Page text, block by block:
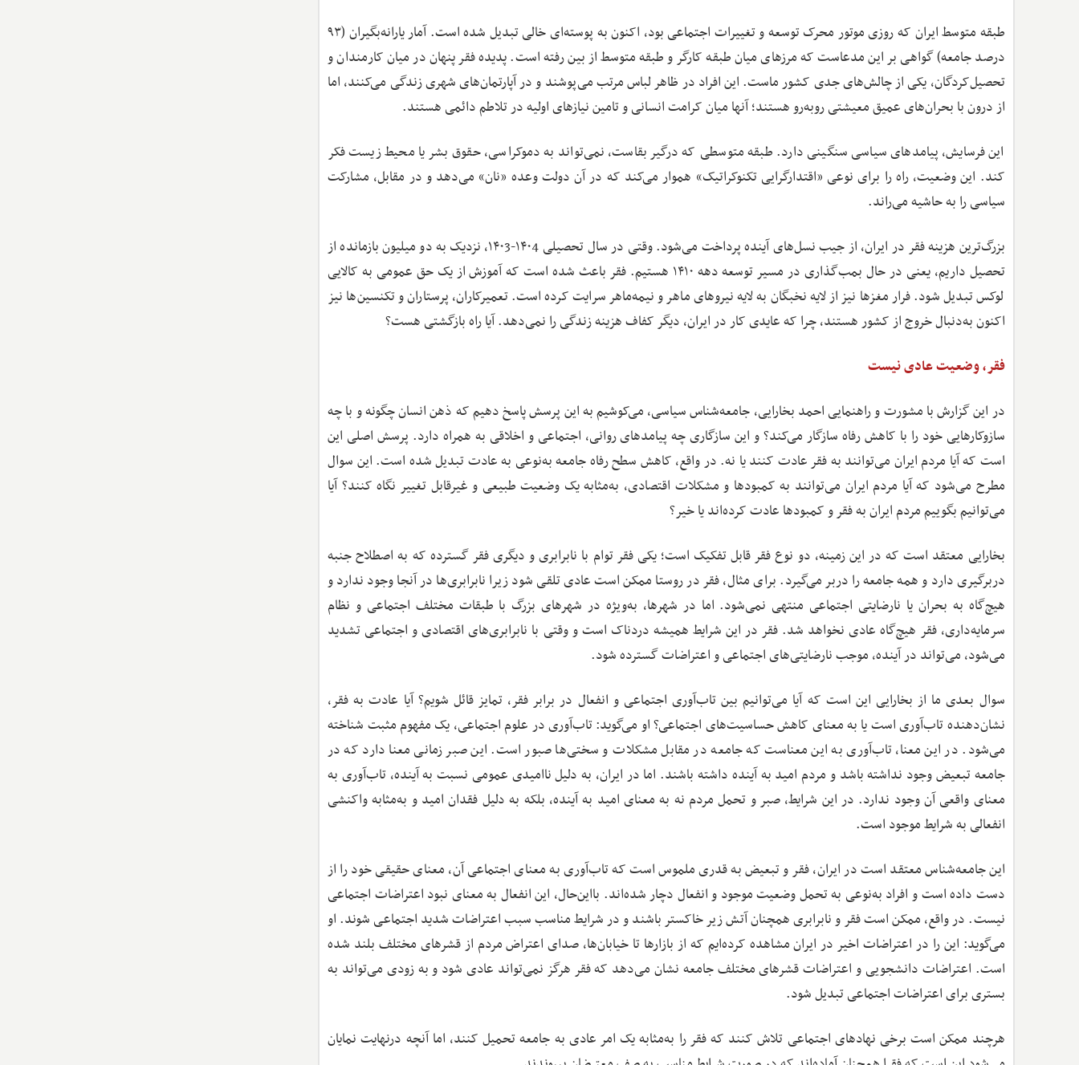
طبقه متوسط ایران که روزی موتور محرک توسعه و تغییرات اجتماعی بود، اکنون به پوسته‌ای خالی تبدیل شده است. آمار یارانه‌بگیران (۹۳
درصد جامعه) گواهی بر این مدعاست که مرزهای میان طبقه کارگر و طبقه متوسط از بین رفته است. پدیده فقر پنهان در میان کارمندان و
تحصیل‌کردگان، یکی از چالش‌های جدی کشور ماست. این افراد در ظاهر لباس مرتب می‌پوشند و در آپارتمان‌های شهری زندگی می‌کنند، اما
از درون با بحران‌های عمیق معیشتی روبه‌رو هستند؛ آنها میان کرامت انسانی و تامین نیازهای اولیه در تلاطم دائمی‌ هستند.
این فرسایش، پیامدهای سیاسی سنگینی دارد. طبقه متوسطی که درگیر بقاست، نمی‌تواند به دموکراسی، حقوق بشر یا محیط زیست فکر
کند. این وضعیت، راه را برای نوعی «اقتدارگرایی تکنوکراتیک» هموار می‌کند که در آن دولت وعده «نان» می‌دهد و در مقابل، مشارکت
سیاسی را به حاشیه می‌راند.
بزرگ‌ترین هزینه فقر در ایران، از جیب نسل‌های آینده پرداخت می‌شود. وقتی در سال تحصیلی ۱۴۰4-۱۴۰3، نزدیک به دو میلیون بازمانده از
تحصیل داریم، یعنی در حال بمب‌گذاری در مسیر توسعه دهه ۱۴۱۰ هستیم. فقر باعث شده است که آموزش از یک حق عمومی به کالایی
لوکس تبدیل شود. فرار مغزها نیز از لایه نخبگان به لایه نیروهای ماهر و نیمه‌ماهر سرایت کرده است. تعمیرکاران، پرستاران و تکنسین‌ها نیز
اکنون به‌دنبال خروج از کشور هستند، چرا که عایدی کار در ایران، دیگر کفاف هزینه زندگی را نمی‌دهد. آیا راه بازگشتی هست؟
فقر، وضعیت عادی نیست
در این گزارش با مشورت و راهنمایی احمد بخارایی،‌ جامعه‌شناس سیاسی، می‌کوشیم به این پرسش پاسخ دهیم که ذهن انسان چگونه و با چه
سازوکار‌هایی خود را با کاهش رفاه سازگار می‌کند؟ و این سازگاری چه پیامدهای روانی، اجتماعی و اخلاقی به همراه دارد. پرسش اصلی این
است که آیا مردم ایران می‌توانند به فقر عادت کنند یا نه. در واقع، کاهش سطح رفاه جامعه به‌نوعی به عادت تبدیل شده است. این سوال
مطرح می‌شود که آیا مردم ایران می‌توانند به کمبودها و مشکلات اقتصادی، به‌مثابه یک وضعیت طبیعی و غیرقابل تغییر نگاه کنند؟ آیا
می‌توانیم بگوییم مردم ایران به فقر و کمبودها عادت کرده‌اند یا خیر؟
بخارایی معتقد است که در این زمینه، دو نوع فقر قابل تفکیک است؛ یکی فقر توام با نابرابری و دیگری فقر گسترده که به اصطلاح جنبه
دربرگیری دارد و همه جامعه را دربر می‌گیرد. برای مثال، فقر در روستا ممکن است عادی تلقی شود زیرا نابرابری‌ها در آنجا وجود ندارد و
هیچ‌گاه به بحران یا نارضایتی اجتماعی منتهی نمی‌شود. اما در شهرها، به‌ویژه در شهرهای بزرگ با طبقات مختلف اجتماعی و نظام
سرمایه‌داری، فقر هیچ‌گاه عادی نخواهد شد. فقر در این شرایط همیشه دردناک است و وقتی با نابرابری‌های اقتصادی و اجتماعی تشدید
می‌شود، می‌تواند در آینده، موجب نارضایتی‌های اجتماعی و اعتراضات گسترده شود.
سوال بعدی ما از بخارایی این است که آیا می‌توانیم بین تاب‌آوری اجتماعی و انفعال در برابر فقر، تمایز قائل شویم؟ آیا عادت به فقر،
نشان‌دهنده تاب‌آوری است یا به معنای کاهش حساسیت‌های اجتماعی؟ او می‌گوید: تاب‌آوری در علوم اجتماعی، یک مفهوم مثبت شناخته
می‌شود. در این معنا، تاب‌آوری به این معناست که جامعه در مقابل مشکلات و سختی‌ها صبور است. این صبر زمانی معنا دارد که در
جامعه تبعیض وجود نداشته باشد و مردم امید به آینده داشته باشند. اما در ایران، به دلیل ناامیدی عمومی نسبت به آینده، تاب‌آوری به
معنای واقعی آن وجود ندارد. در این شرایط، صبر و تحمل مردم نه به معنای امید به آینده، بلکه به دلیل فقدان امید و به‌مثابه واکنشی
انفعالی به شرایط موجود است.
این جامعه‌شناس معتقد است در ایران، فقر و تبعیض به قدری ملموس است که تاب‌آوری به معنای اجتماعی آن، معنای حقیقی خود را از
دست داده است و افراد به‌نوعی به تحمل وضعیت موجود و انفعال دچار شده‌اند. بااین‌حال، این انفعال به معنای نبود اعتراضات اجتماعی
نیست. در واقع، ممکن است فقر و نابرابری همچنان آتش زیر خاکستر باشند و در شرایط مناسب سبب اعتراضات شدید اجتماعی شوند. او
می‌گوید: این را در اعتراضات اخیر در ایران مشاهده کرده‌ایم که از بازارها تا خیابان‌ها، صدای اعتراض مردم از قشرهای مختلف بلند شده
است. اعتراضات دانشجویی و اعتراضات قشرهای مختلف جامعه نشان می‌دهد که فقر هرگز نمی‌تواند عادی شود و به زودی می‌تواند به
بستری برای اعتراضات اجتماعی تبدیل شود.
هرچند ممکن است برخی نهادهای اجتماعی تلاش کنند که فقر را به‌مثابه یک امر عادی به جامعه تحمیل کنند، اما آنچه درنهایت نمایان